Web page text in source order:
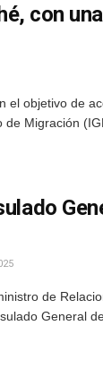
con
el objetivo de
Migración
de
General